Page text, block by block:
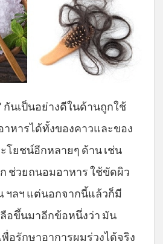
กันเป็นอย่างดีในด้านถูกใช้
าหารได้ทั้งของคาวและของ
โยชน์อีกหลายๆ ด้าน เช่น
ช่วยถนอมอาหาร ใช้ขัดผิว
ฯลฯ แต่นอกจากนี้แล้วก็มี
ลือขึ้นมาอีกข้อหนึ่งว่า มัน
อรักษาอาการผมร่วงได้จริง